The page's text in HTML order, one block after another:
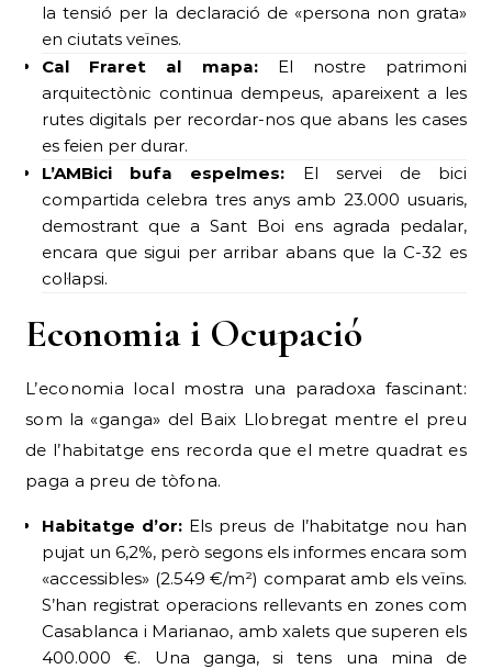
la tensió per la declaració de «persona non grata»
en ciutats veïnes.
Cal Fraret al mapa:El nostre patrimoni
arquitectònic continua dempeus, apareixent a les
rutes digitals per recordar-nos que abans les cases
es feien per durar.
L’AMBici bufa espelmes: El servei de bici
compartida celebra tres anys amb 23.000 usuaris,
demostrant que a Sant Boi ens agrada pedalar,
encara que sigui per arribar abans que la C-32 es
col·lapsi.
Economia i Ocupació
L’economia local mostra una paradoxa fascinant:
som la «ganga» del Baix Llobregat mentre el preu
de l’habitatge ens recorda que el metre quadrat es
paga a preu de tòfona.
Habitatge d’or: Els preus de l’habitatge nou han
pujat un 6,2%, però segons els informes encara som
«accessibles» (2.549 €/m²) comparat amb els veïns.
S’han registrat operacions rellevants en zones com
Casablanca i Marianao, amb xalets que superen els
400.000 €. Una ganga, si tens una mina de